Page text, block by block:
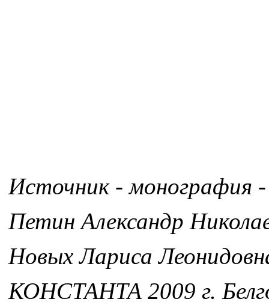
Источник - монография -
Петин Александр
Новых Лариса
КОНСТАНТА 2009 г.